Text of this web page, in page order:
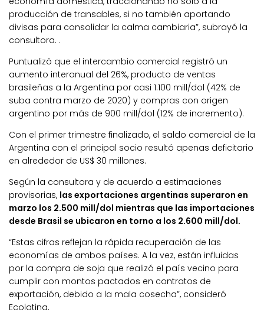
producción de transables, si no también aportando
divisas para consolidar la calma cambiaria”, subrayó la
consultora. .
Puntualizó que el intercambio comercial registró un
aumento interanual del 26%, producto de ventas
brasileñas a la Argentina por casi 1.100 mill/dol (42% de
suba contra marzo de 2020) y compras con origen
argentino por más de 900 mill/dol (12% de incremento).
Con el primer trimestre finalizado, el saldo comercial de la
Argentina con el principal socio resultó apenas deficitario
en alrededor de US$ 30 millones.
Según la consultora y de acuerdo a estimaciones
provisorias, las exportaciones argentinas superaron en
marzo los 2.500 mill/dol mientras que las importaciones
desde Brasil se ubicaron en torno a los 2.600 mill/dol.
“Estas cifras reflejan la rápida recuperación de las
economías de ambos países. A la vez, están influidas
por la compra de soja que realizó el país vecino para
cumplir con montos pactados en contratos de
exportación, debido a la mala cosecha”, consideró
Ecolatina.